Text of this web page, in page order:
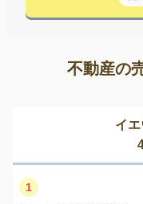
不動産の
イ
1